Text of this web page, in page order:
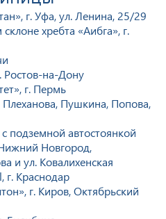
г. Уфа, ул. Ленина, 25/29
хребта «Аибга», г.
Ростов-на-Дону
г. Пермь
Пушкина, Попова,
подземной автостоянкой
Новгород,
и ул. Ковалихенская
г. Краснодар
г. Киров, Октябрьский